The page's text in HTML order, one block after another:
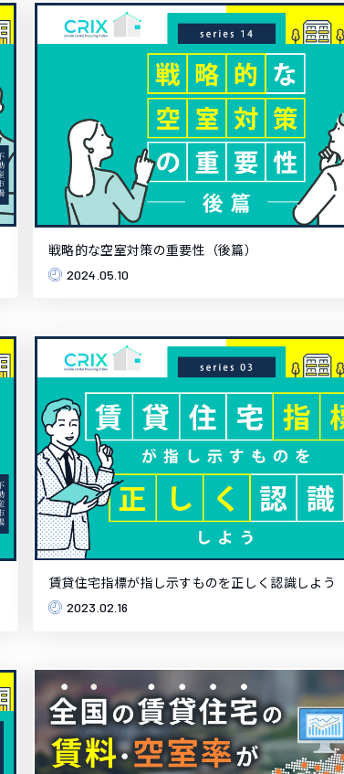
戦略的な空室対策の重要性（後篇）
2024.05.10
賃貸住宅指標が指し示すものを正しく認識しよう
2023.02.16